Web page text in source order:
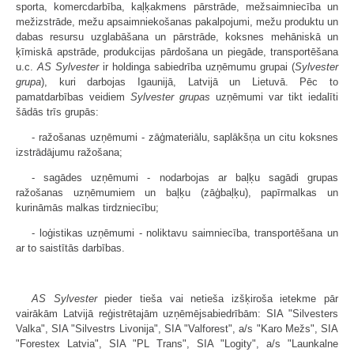
sporta, komercdarbība, kaļķakmens pārstrāde, mežsaimniecība un
mežizstrāde, mežu apsaimniekošanas pakalpojumi, mežu produktu un
dabas resursu uzglabāšana un pārstrāde, koksnes mehāniskā un
ķīmiskā apstrāde, produkcijas pārdošana un piegāde, transportēšana
u.c.AS Sylvesterir holdinga sabiedrība uzņēmumu grupai (Sylvester
grupa), kuri darbojas Igaunijā, Latvijā un Lietuvā. Pēc to
pamatdarbības veidiem Sylvester grupas uzņēmumi var tikt iedalīti
šādās trīs grupās:
- ražošanas uzņēmumi - zāģmateriālu, saplākšņa un citu koksnes
izstrādājumu ražošana;
- sagādes uzņēmumi - nodarbojas ar baļķu sagādi grupas
ražošanas uzņēmumiem un baļķu (zāģbaļķu), papīrmalkas un
kurināmās malkas tirdzniecību;
- loģistikas uzņēmumi - noliktavu saimniecība, transportēšana un
ar to saistītās darbības.
AS Sylvesterpieder tieša vai netieša izšķiroša ietekme pār
vairākām Latvijā reģistrētajām uzņēmējsabiedrībām: SIA "Silvesters
Valka", SIA "Silvestrs Livonija", SIA "Valforest", a/s "Karo Mežs", SIA
"Forestex Latvia", SIA "PL Trans", SIA "Logity", a/s "Launkalne